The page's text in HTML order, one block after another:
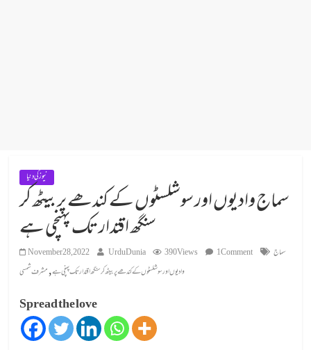
نیوز کی دنیا
سماج وادیوں اور سوشلسٹوں کے کندھے پر بیٹھ کر
سنگھ اقتدار تک پہنچی ہے
November 28, 2022 UrduDunia 390 Views 1 Comment
سماج
وادیوں اور سوشلسٹوں کے کندھے پر بیٹھ کر سنگھ اقتدار تک پہنچی ہے,مشرف شمسی
Spread the love